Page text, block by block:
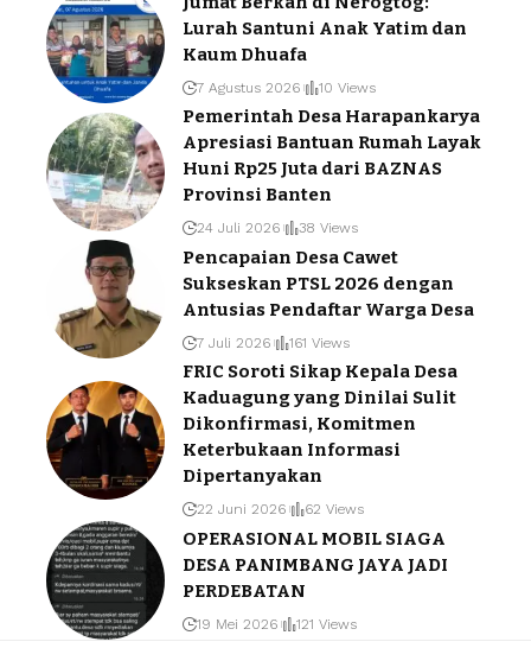
Lurah Santuni Anak Yatim dan
Kaum Dhuafa
7 Agustus 2026 10 Views
Pemerintah Desa Harapankarya
Apresiasi Bantuan Rumah Layak
Huni Rp25 Juta dari BAZNAS
Provinsi Banten
24 Juli 2026 38 Views
Pencapaian Desa Cawet
Sukseskan PTSL 2026 dengan
Antusias Pendaftar Warga Desa
7 Juli 2026 161 Views
FRIC Soroti Sikap Kepala Desa
Kaduagung yang Dinilai Sulit
Dikonfirmasi, Komitmen
Keterbukaan Informasi
Dipertanyakan
22 Juni 2026 62 Views
OPERASIONAL MOBIL SIAGA
DESA PANIMBANG JAYA JADI
PERDEBATAN
19 Mei 2026 121 Views